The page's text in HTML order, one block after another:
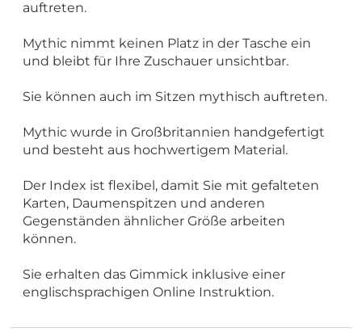
auftreten.
Mythic nimmt keinen Platz in der Tasche ein
und bleibt für Ihre Zuschauer unsichtbar.
Sie können auch im Sitzen mythisch auftreten.
Mythic wurde in Großbritannien handgefertigt
und besteht aus hochwertigem Material.
Der Index ist flexibel, damit Sie mit gefalteten
Karten, Daumenspitzen und anderen
Gegenständen ähnlicher Größe arbeiten
können.
Sie erhalten das Gimmick inklusive einer
englischsprachigen Online Instruktion.